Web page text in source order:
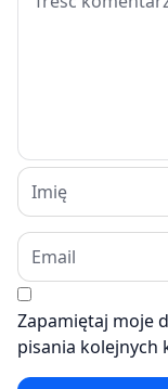
Zapamiętaj moje
pisania kolejnych